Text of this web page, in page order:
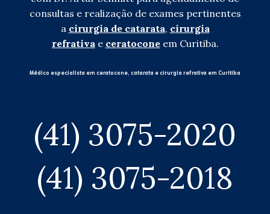
consultas e realização de exames pertinentes
a cirurgia de catarata, cirurgia
refrativae ceratoconeem Curitiba.
Médico especialista em ceratocone, catarata e cirurgia refrativa em Curitiba
(41) 3075-2020
(41) 3075-2018